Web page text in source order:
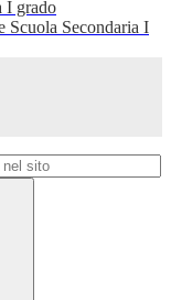
I grado
Scuola Secondaria I